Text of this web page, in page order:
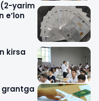
yarim
e’lon
kirsa
grantga